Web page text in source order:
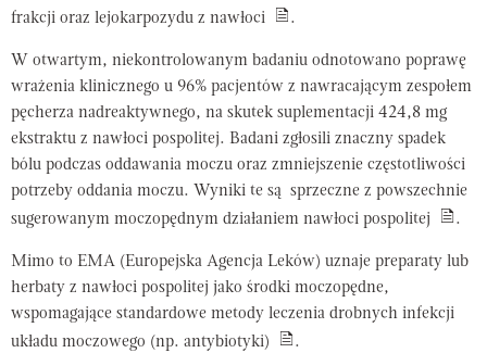
frakcji oraz lejokarpozydu z nawłoci .
W otwartym, niekontrolowanym badaniu odnotowano poprawę
wrażenia klinicznego u 96% pacjentów z nawracającym zespołem
pęcherza nadreaktywnego, na skutek suplementacji 424,8 mg
ekstraktu z nawłoci pospolitej. Badani zgłosili znaczny spadek
bólu podczas oddawania moczu oraz zmniejszenie częstotliwości
potrzeby oddania moczu. Wyniki te są sprzeczne z powszechnie
sugerowanym moczopędnym działaniem nawłoci pospolitej
.
Mimo to EMA (Europejska Agencja Leków) uznaje preparaty lub
herbaty z nawłoci pospolitej jako środki moczopędne,
wspomagające standardowe metody leczenia drobnych infekcji
układu moczowego (np. antybiotyki)
.